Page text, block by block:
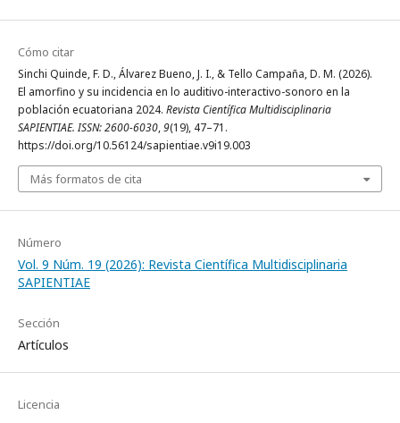
Cómo citar
Sinchi Quinde, F. D., Álvarez Bueno, J. I., & Tello Campaña, D. M. (2026).
El amorfino y su incidencia en lo auditivo-interactivo-sonoro en la
población ecuatoriana 2024. Revista Científica Multidisciplinaria
SAPIENTIAE. ISSN: 2600-6030,9(19), 47–71.
https://doi.org/10.56124/sapientiae.v9i19.003
Más formatos de cita
Número
Vol. 9 Núm. 19 (2026): Revista Científica Multidisciplinaria
SAPIENTIAE
Sección
Artículos
Licencia